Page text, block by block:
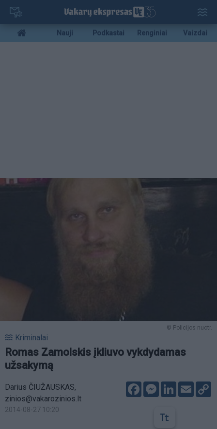
Pereiti
pagrindinį
turinį
Mobile
menu
Nauji Podkastai Renginiai Vaizdai
© Policijos nuotr.
Kriminalai
Romas Zamolskis įkliuvo vykdydamas
užsakymą
Darius ČIUŽAUSKAS,
zinios@vakarozinios.lt
2014-08-27 10:20
FacebookMessenger
LinkedIn
Email